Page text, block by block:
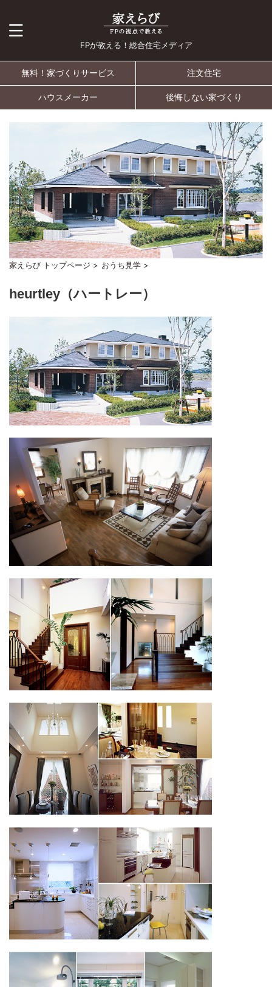
FPが教える！総合住宅メディア
無料！家づくりサービス 注文住宅
ハウスメーカー 後悔しない家づくり
家えらび トップページ > おうち見学 >
heurtley（ハートレー）